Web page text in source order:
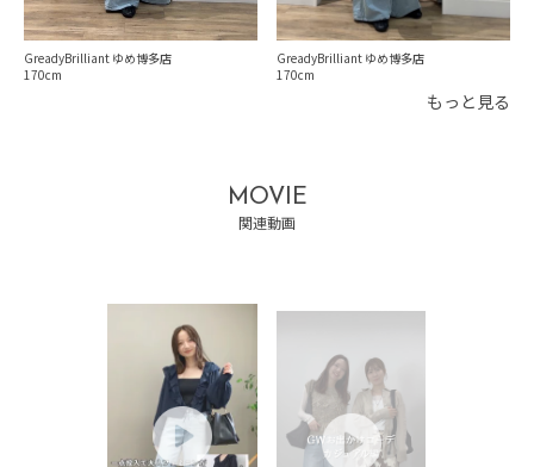
GreadyBrilliant ゆめ博多店
170
GreadyBrilliant ゆめ博多店
170
もっと見る
MOVIE
関連動画